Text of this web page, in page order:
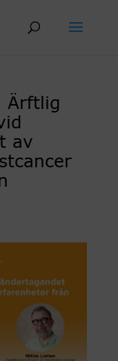
Ärftlig
av